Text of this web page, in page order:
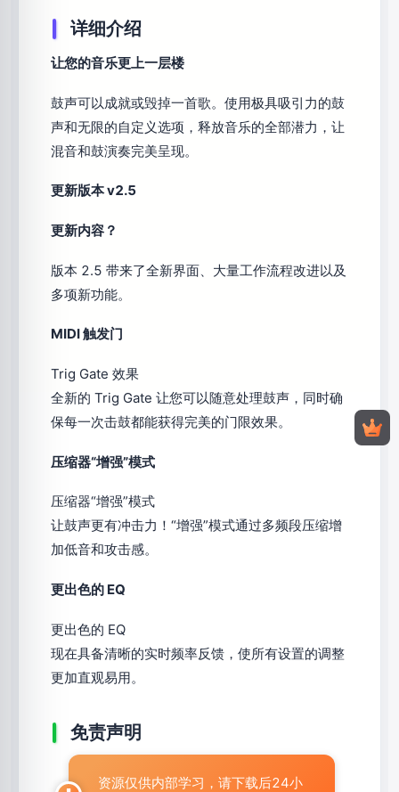
详细介绍
让您的音乐更上一层楼
鼓声可以成就或毁掉一首歌。使用极具吸引力的鼓
声和无限的自定义选项，释放音乐的全部潜力，让
混音和鼓演奏完美呈现。
更新版本 v2.5
更新内容？
版本 2.5 带来了全新界面、大量工作流程改进以及
多项新功能。
MIDI 触发门
Trig Gate 效果
全新的 Trig Gate 让您可以随意处理鼓声，同时确
保每一次击鼓都能获得完美的门限效果。
压缩器“增强”模式
压缩器“增强”模式
让鼓声更有冲击力！“增强”模式通过多频段压缩增
加低音和攻击感。
更出色的 EQ
更出色的 EQ
现在具备清晰的实时频率反馈，使所有设置的调整
更加直观易用。
免责声明
资源仅供内部学习，请下载后24小